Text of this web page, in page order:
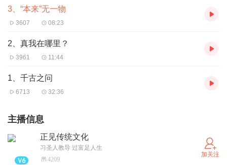
3、“本来”无一物
3607 08:23
2、真我在哪里？
3961 11:44
1、千古之问
6713 32:36
主播信息
正见传统文化
习圣人教导 过富足人生
4209
加关注